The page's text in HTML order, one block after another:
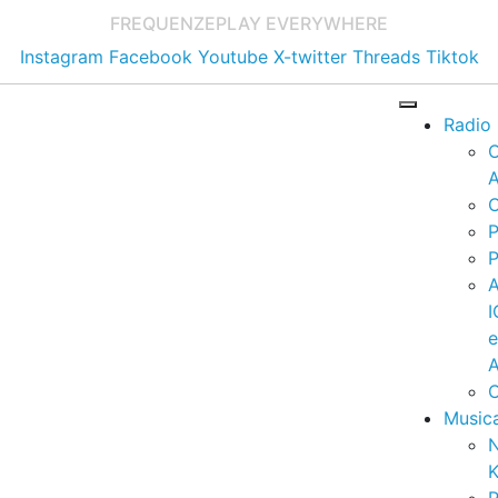
FREQUENZEPLAY EVERYWHERE
Instagram Facebook Youtube X-twitter Threads Tiktok
Radio
e